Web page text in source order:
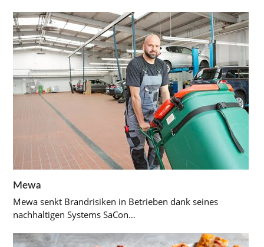
Mewa
Mewa senkt Brandrisiken in Betrieben dank seines
nachhaltigen Systems SaCon…